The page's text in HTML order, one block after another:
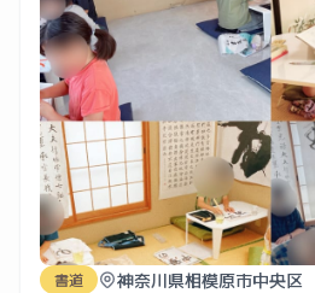
書道 神奈川県相模原市中央区